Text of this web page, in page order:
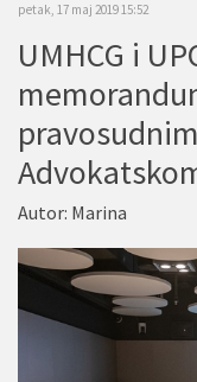
petak, 17 maj 2019 15:52
UMHCG i
Autor: Marina